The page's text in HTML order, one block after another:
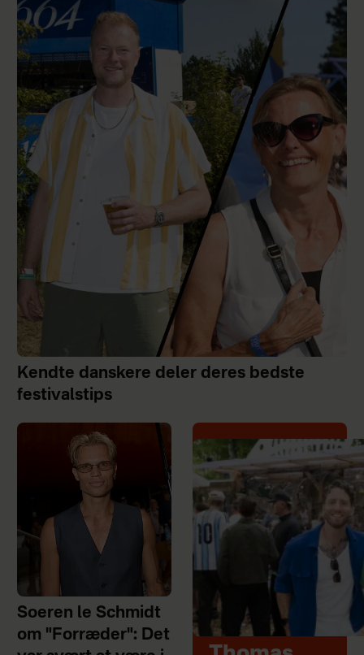
Kendte danskere deler deres bedste
festivalstips
Soeren le Schmidt
om "Forræder": Det